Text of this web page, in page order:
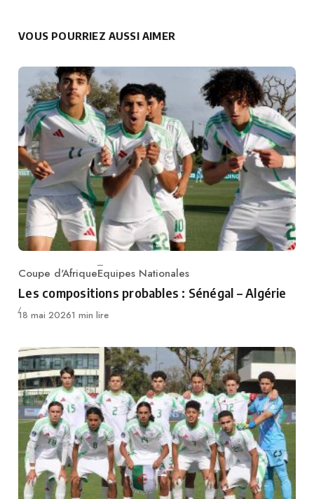
VOUS POURRIEZ AUSSI AIMER
Category
Coupe d'AfriqueEquipes Nationales
Les compositions probables : Sénégal – Algérie
Publié
18 mai 20261 min lire